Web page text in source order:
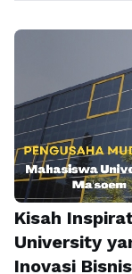
Kisah
University
Inovasi Bisnis